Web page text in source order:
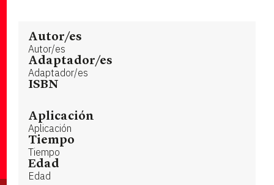
Autor/es
Autor/es
Adaptador/es
Adaptador/es
ISBN
Aplicación
Aplicación
Tiempo
Tiempo
Edad
Edad